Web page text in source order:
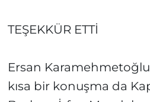
TEŞEKKÜR ETTİ
Ersan
kısa bir konuşma da